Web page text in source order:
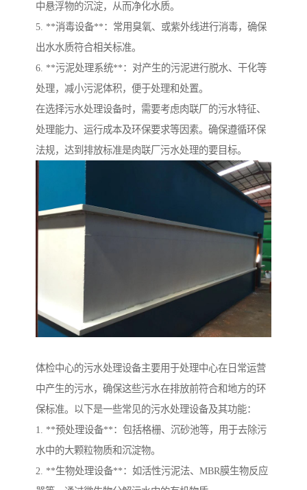
中悬浮物的沉淀，从而净化水质。
5. **消毒设备**：常用臭氧、或紫外线进行消毒，确保
出水水质符合相关标准。
6. **污泥处理系统**：对产生的污泥进行脱水、干化等
处理，减小污泥体积，便于处理和处置。
在选择污水处理设备时，需要考虑肉联厂的污水特征、
处理能力、运行成本及环保要求等因素。确保遵循环保
法规，达到排放标准是肉联厂污水处理的要目标。
体检中心的污水处理设备主要用于处理中心在日常运营
中产生的污水，确保这些污水在排放前符合和地方的环
保标准。以下是一些常见的污水处理设备及其功能：
1. **预处理设备**：包括格栅、沉砂池等，用于去除污
水中的大颗粒物质和沉淀物。
2. **生物处理设备**：如活性污泥法、MBR膜生物反应